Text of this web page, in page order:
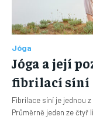
Jóga
Jóga a její
fibrilací síní
Fibrilace síní je jednou
Průměrně jeden ze čtyř